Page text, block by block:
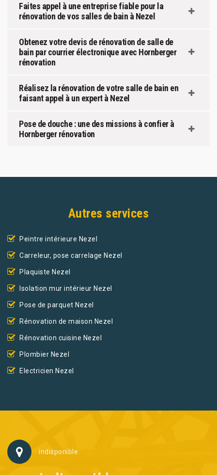
Faites appel à une entreprise fiable pour la
rénovation de vos salles de bain à Nezel
Obtenez votre devis de rénovation de salle de
bain par courrier électronique avec Hornberger
rénovation
Réalisez la rénovation de votre salle de bain en
faisant appel à un expert à Nezel
Pose de douche : une des missions à confier à
Hornberger rénovation
Autres services
Peintre intérieure Nezel
Carreleur, pose carrelage Nezel
Plaquiste Nezel
Isolation mur intérieur Nezel
Pose de parquet Nezel
Rénovation de maison Nezel
Rénovation cuisine Nezel
Plombier Nezel
Electricien Nezel
indisponible